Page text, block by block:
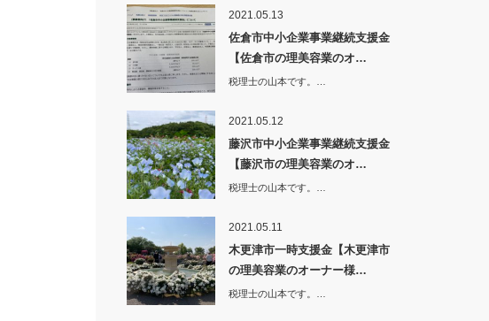
2021.05.13
佐倉市中小企業事業継続支援金
【佐倉市の理美容業のオ…
税理士の山本です。…
2021.05.12
藤沢市中小企業事業継続支援金
【藤沢市の理美容業のオ…
税理士の山本です。…
2021.05.11
木更津市一時支援金【木更津市
の理美容業のオーナー様…
税理士の山本です。…